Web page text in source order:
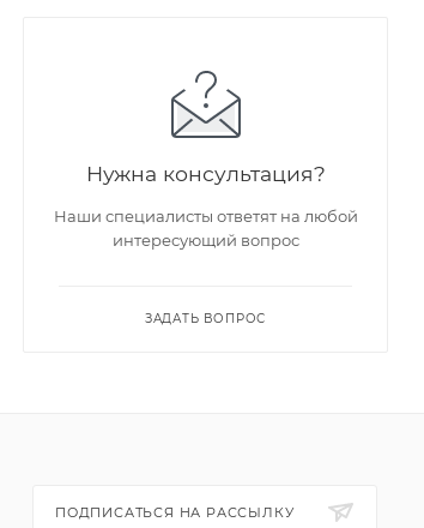
Нужна консультация?
Наши специалисты ответят на любой
интересующий вопрос
ЗАДАТЬ ВОПРОС
ПОДПИСАТЬСЯ НА РАССЫЛКУ